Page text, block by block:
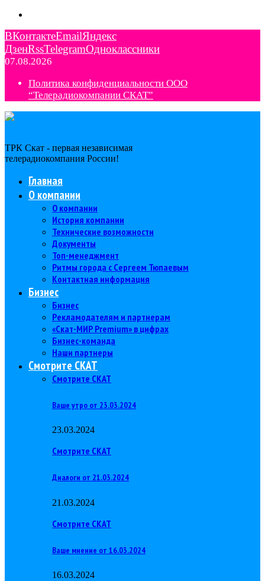
ВКонтактеEmailЯндекс
ДзенRssTelegramОдноклассники
07.08.2026
Политика конфиденциальности ООО
“Телерадиокомпании СКАТ”
ТРК Скат - первая независимая
телерадиокомпания Роcсии!
Главная
О компании
О компании
История компании
Технические возможности
Документы
Топ-менеджмент
Ритмы города с Сергеем Тюпаевым
Контактная информация
Бизнес
Бизнес
Рекламодателям и партнерам
«Скат-МИР Premium» в цифрах
Бизнес-команда
Наши партнеры
Смотрите СКАТ
Смотрите СКАТ
Ваше утро от 23.03.2024
23.03.2024
Смотрите СКАТ
Диалоги от 21.03.2024
21.03.2024
Смотрите СКАТ
Ваше мнение от 16.03.2024
16.03.2024